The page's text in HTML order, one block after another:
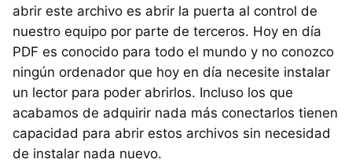
abrir este archivo es abrir la puerta al control de
nuestro equipo por parte de terceros. Hoy en día
PDF es conocido para todo el mundo y no conozco
ningún ordenador que hoy en día necesite instalar
un lector para poder abrirlos. Incluso los que
acabamos de adquirir nada más conectarlos tienen
capacidad para abrir estos archivos sin necesidad
de instalar nada nuevo.